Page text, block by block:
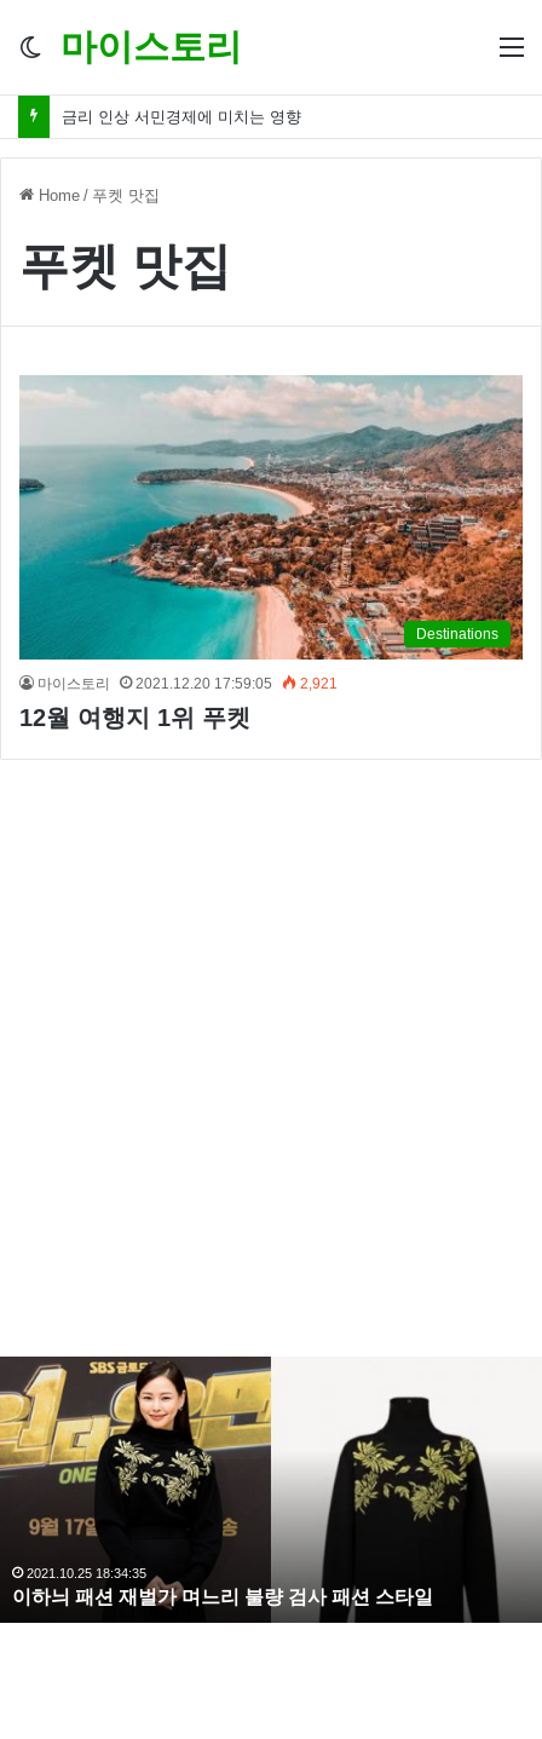
Switch
마이스토리
금리 인상 서민경제에 미치는 영향
Home / 푸켓 맛집
푸켓 맛집
Destinations
마이스토리 2021.12.20 17:59:05 2,921
12월 여행지 1위 푸켓
하
늬
패
션
며
느
리
2021.10.25 18:34:35
이하늬 패션 재벌가 며느리 불량 검사 패션 스타일